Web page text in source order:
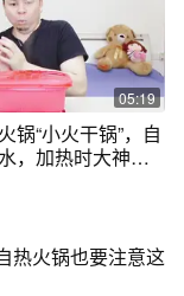
05:19
锅“小火干锅”，自
，加热时大神被
热火锅也要注意这